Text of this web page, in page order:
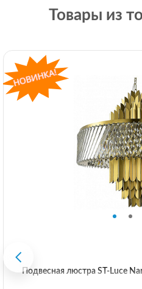
Товары из
Подвесная люстра ST-Luce